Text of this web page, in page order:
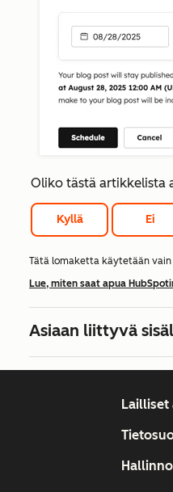
Oliko tästä artikkelista
Kyllä Ei
Tätä lomaketta käytetään
Lue, miten saat apua
Asiaan liittyvä
Lailliset